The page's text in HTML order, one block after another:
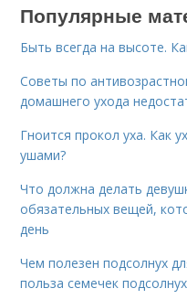
Популярные
Быть всегда на высоте.
Советы по
домашнего ухода
Гноится прокол уха. Как
ушами?
Что должна делать
обязательных вещей,
день
Чем полезен подсолнух
польза семечек